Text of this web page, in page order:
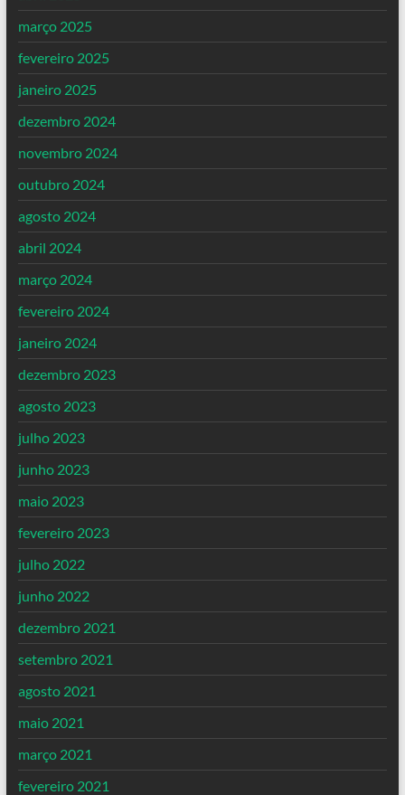
março 2025
fevereiro 2025
janeiro 2025
dezembro 2024
novembro 2024
outubro 2024
agosto 2024
abril 2024
março 2024
fevereiro 2024
janeiro 2024
dezembro 2023
agosto 2023
julho 2023
junho 2023
maio 2023
fevereiro 2023
julho 2022
junho 2022
dezembro 2021
setembro 2021
agosto 2021
maio 2021
março 2021
fevereiro 2021